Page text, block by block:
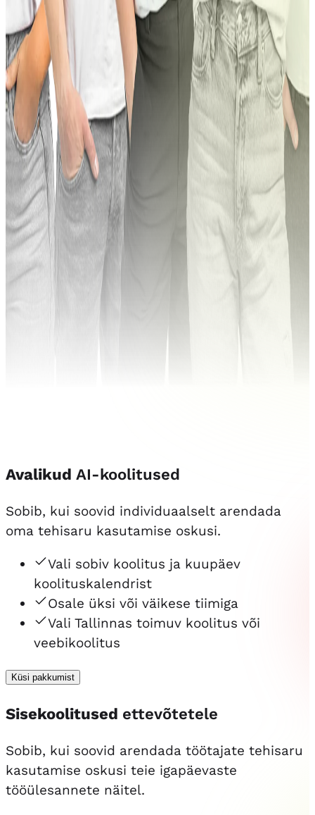
Avalikud AI-koolitused
Sobib, kui soovid individuaalselt arendada
oma tehisaru kasutamise oskusi.
Vali sobiv koolitus ja kuupäev
koolituskalendrist
Osale üksi või väikese tiimiga
Vali Tallinnas toimuv koolitus või
veebikoolitus
Küsi pakkumist
Sisekoolitused ettevõtetele
Sobib, kui soovid arendada töötajate tehisaru
kasutamise oskusi teie igapäevaste
tööülesannete näitel.